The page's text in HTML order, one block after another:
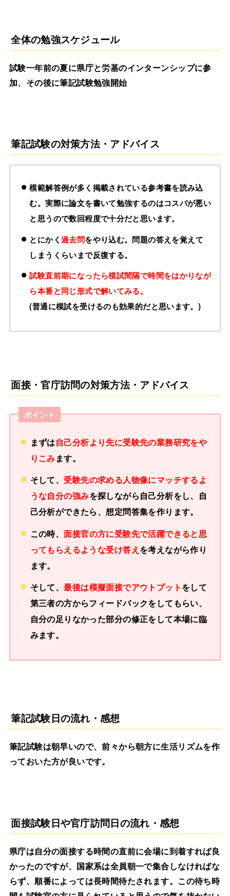
全体の勉強スケジュール
試験一年前の夏に県庁と労基のインターンシップに参
加、その後に筆記試験勉強開始
筆記試験の対策方法・アドバイス
模範解答例が多く掲載されている参考書を読み込
む。実際に論文を書いて勉強するのはコスパが悪い
と思うので数回程度で十分だと思います。
とにかく過去問をやり込む。問題の答えを覚えて
しまうくらいまで反復する。
試験直前期になったら模試間隔で時間をはかりなが
ら本番と同じ形式で解いてみる。
(普通に模試を受けるのも効果的だと思います。)
面接・官庁訪問の対策方法・アドバイス
ポイント
まずは自己分析より先に受験先の業務研究をや
りこみます。
そして、 受験先の求める人物像にマッチするよ
うな自分の強みを探しながら自己分析をし、自
己分析ができたら、想定問答集を作ります。
この時、面接官の方に受験先で活躍できると思
ってもらえるような受け答え を考えながら作り
ます。
そして、最後は模擬面接でアウトプットをして
第三者の方からフィードバックをしてもらい、
自分の足りなかった部分の修正をして本場に臨
みます。
筆記試験日の流れ・感想
筆記試験は朝早いので、前々から朝方に生活リズムを作
っておいた方が良いです。
面接試験日や官庁訪問日の流れ・感想
県庁は自分の面接する時間の直前に会場に到着すれば良
かったのですが、国家系は全員朝一で集合しなければな
らず、順番によっては長時間待たされます。この待ち時